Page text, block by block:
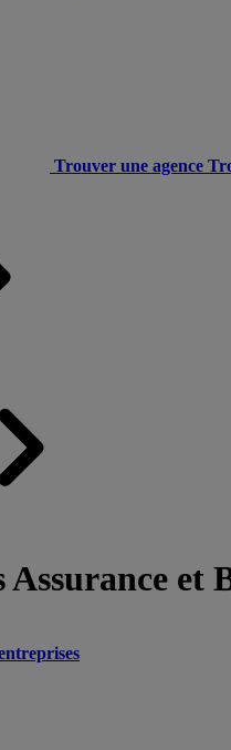
Trouver une agence
Assurance et